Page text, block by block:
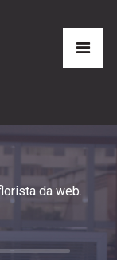
da web.